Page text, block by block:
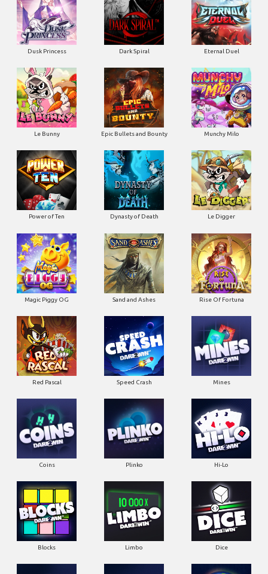
Dusk Princess Dark Spiral Eternal Duel
Le Bunny Epic Bullets and Bounty Munchy Milo
Power of Ten Dynasty of Death Le Digger
Magic Piggy OG Sand and Ashes Rise Of Fortuna
Red Pascal Speed Crash Mines
Coins Plinko Hi-Lo
Blocks Limbo Dice